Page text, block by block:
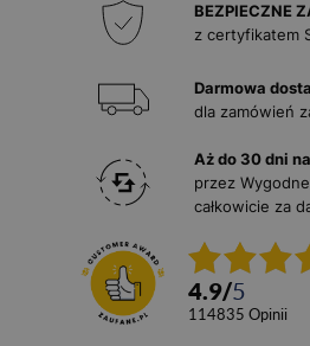
BEZPIECZNE
z certyfikatem
Darmowa
dla zamówień
Aż do 30 dni
przez
całkowicie za
4.9/5
114835 opinii